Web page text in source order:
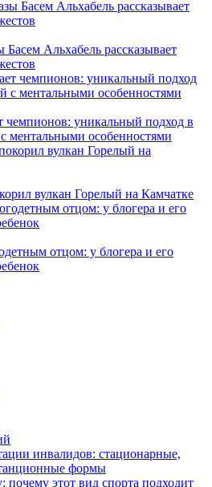
Альхабель рассказывает
чемпионов: уникальный подход в
ментальными особенностями
вулкан Горелый на Камчатке
отцом: у блогера и его
инвалидов: стационарные,
формы
этот вид спорта подходит